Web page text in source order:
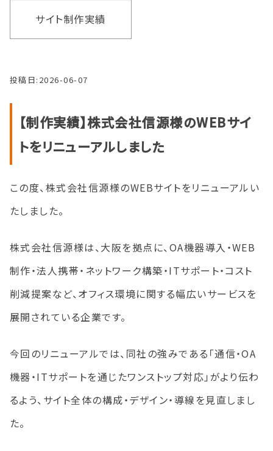
サイト制作実績
投稿日: 2026-06-07
【制作実績】株式会社信源様のWEBサイ
トをリニューアルしました
この度、株式会社信源様のWEBサイトをリニューアルい
たしました。
株式会社信源様は、大阪を拠点に、OA機器導入・WEB
制作・法人携帯・ネットワーク構築・ITサポート・コスト
削減提案など、オフィス環境に関する幅広いサービスを
展開されている企業です。
今回のリニューアルでは、同社の強みである「通信・OA
機器・ITサポートを通じたワンストップ対応」がより伝わ
るよう、サイト全体の構成・デザイン・導線を見直しまし
た。